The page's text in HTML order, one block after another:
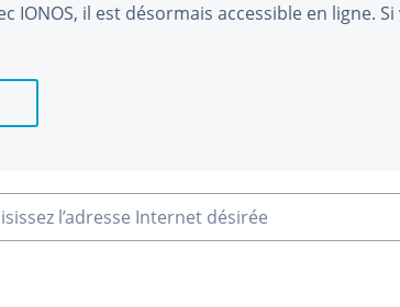
IONOS, il est désormais accessible en ligne.
l’adresse Internet désirée